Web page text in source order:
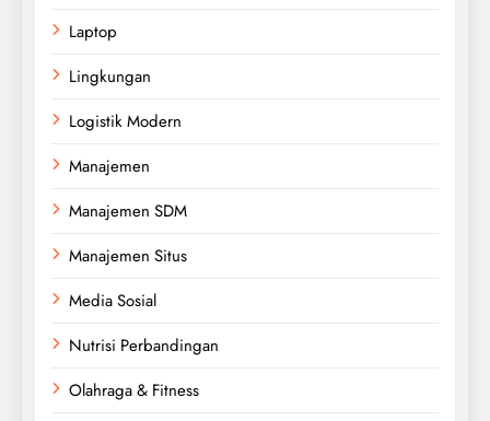
Laptop
Lingkungan
Logistik Modern
Manajemen
Manajemen SDM
Manajemen Situs
Media Sosial
Nutrisi Perbandingan
Olahraga & Fitness